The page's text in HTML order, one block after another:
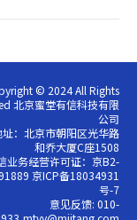
© 2024 All Rights
北京蜜堂有信科技有限
公司
址：北京市朝阳区光华路
和乔大厦C座1508
业务经营许可证：京B2-
京ICP备18034931
号-7
意见反馈: 010-